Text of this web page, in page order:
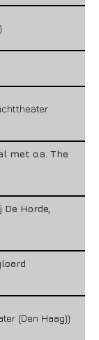
met o.a. The
De Horde,
(Den Haag))